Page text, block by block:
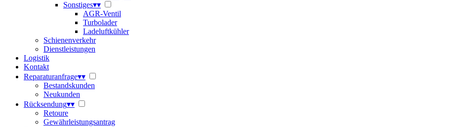
Sonstiges▾▾
AGR-Ventil
Turbolader
Ladeluftkühler
Schienenverkehr
Dienstleistungen
Logistik
Kontakt
Reparaturanfrage▾▾
Bestandskunden
Neukunden
Rücksendung▾▾
Retoure
Gewährleistungsantrag